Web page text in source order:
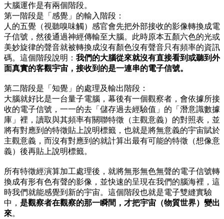
大腦運作是有兩個階段。
第一階段是「感覺」的輸入階段：
人的五覺（視聽嗅味觸）感官會先把外部接收的影像轉換成電
子信號，然後通過神經傳輸至大腦。此時原本五顏六色的光或
美妙旋律的聲音就被轉換成沒有顏色沒有聲音只有頻率的資訊
碼。這個階段說明： 我們的大腦從來就沒有直接看到或聽到外
面真實的客觀宇宙，接收到的是一連串的電子信號。
第二階段是「知覺」的處理及輸出階段：
大腦就好比是一台量子電腦，幕後有一個觀察者，會依據所接
收的電子信號，一一的去「儲存過去經驗值」的「潛意識數據
庫」裡，讀取與其頻率有關聯特徵（主觀意義）的對照表，並
將有對應到的特徵貼上說明標籤，也就是將無意義的宇宙賦於
主觀意義，而沒有對應到的就計算出最有可能的特徵（想像意
義）後再貼上說明標籤。
所有特徵經演算加工處理後，就將無形無色無聲的電子信號轉
換成有形有色有聲的影像，並快速的呈現在我們的腦海裡，這
時我們就能感覺到新的宇宙。這個階段也就是電子雙縫實驗
中， 是觀察者在觀察的那一瞬間，才把宇宙（物質世界）變出
來。